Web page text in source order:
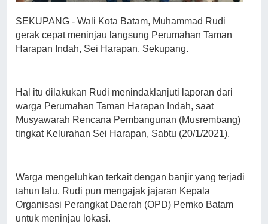
SEKUPANG - Wali Kota Batam, Muhammad Rudi
gerak cepat meninjau langsung Perumahan Taman
Harapan Indah, Sei Harapan, Sekupang.
Hal itu dilakukan Rudi menindaklanjuti laporan dari
warga Perumahan Taman Harapan Indah, saat
Musyawarah Rencana Pembangunan (Musrembang)
tingkat Kelurahan Sei Harapan, Sabtu (20/1/2021).
Warga mengeluhkan terkait dengan banjir yang terjadi
tahun lalu. Rudi pun mengajak jajaran Kepala
Organisasi Perangkat Daerah (OPD) Pemko Batam
untuk meninjau lokasi.